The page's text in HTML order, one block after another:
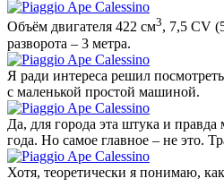
Объём двигателя 422 см3, 7,5 CV
разворота – 3 метра.
Я ради интереса решил
с маленькой простой машиной.
Да, для города эта штука и
года. Но самое главное – не это.
Хотя, теоретически я понимаю,